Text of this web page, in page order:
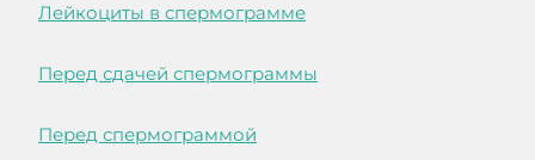
Лейкоциты в спермограмме
Перед сдачей спермограммы
Перед спермограммой